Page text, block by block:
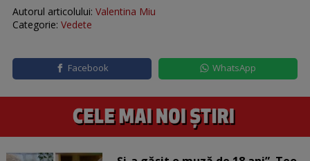
Autorul articolului: Valentina Miu
Categorie: Vedete
Facebook WhatsApp